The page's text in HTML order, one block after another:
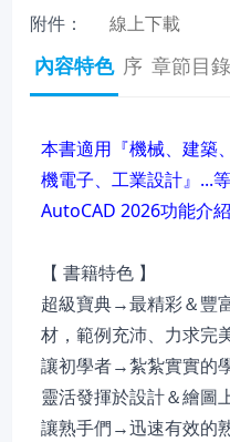
附件：
線上下載
內容特色 序 章節目錄
本書適用『機械、建築
機電子、工業設計』...
AutoCAD 2026功能介
【 書籍特色 】
超級寶典→最精彩＆豐
材，範例充沛、力求完
讓初學者→紮紮實實的
靈活發揮於設計＆繪圖
讓熟手們→迅速有效的